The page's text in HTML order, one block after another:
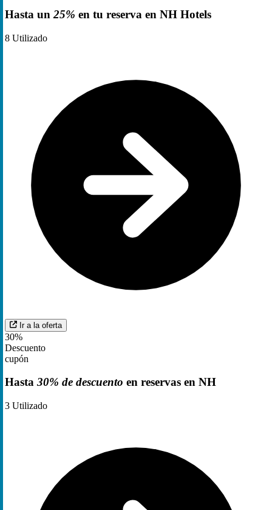
Hasta un 25% en tu reserva en NH Hotels
8 Utilizado
Ir a la oferta
30%
Descuento
cupón
Hasta 30% de descuento en reservas en NH
3 Utilizado